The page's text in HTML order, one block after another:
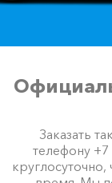
Заказать
телефону